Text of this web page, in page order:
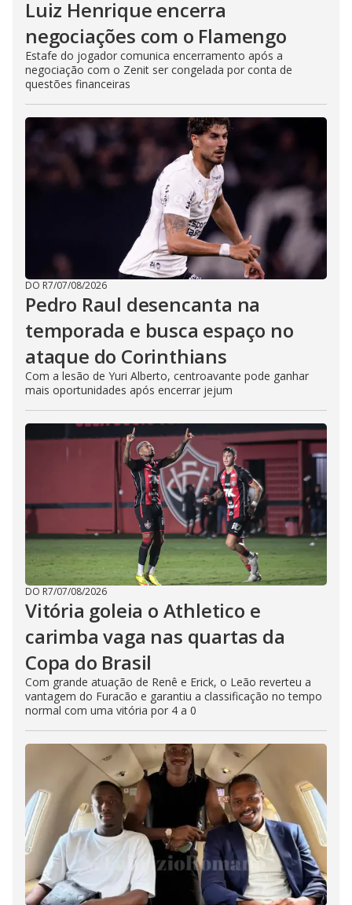
Luiz Henrique encerra
negociações com o Flamengo
Estafe do jogador comunica encerramento após a
negociação com o Zenit ser congelada por conta de
questões financeiras
DO R7/07/08/2026
Pedro Raul desencanta na
temporada e busca espaço no
ataque do Corinthians
Com a lesão de Yuri Alberto, centroavante pode ganhar
mais oportunidades após encerrar jejum
DO R7/07/08/2026
Vitória goleia o Athletico e
carimba vaga nas quartas da
Copa do Brasil
Com grande atuação de Renê e Erick, o Leão reverteu a
vantagem do Furacão e garantiu a classificação no tempo
normal com uma vitória por 4 a 0